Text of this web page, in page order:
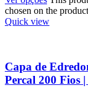
chosen on the
Quick view
Capa de
Percal 200 Fios